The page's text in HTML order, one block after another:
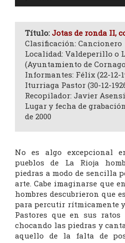
Título: Jotas de ronda II,
Clasificación: Cancionero
Localidad: Valdeperillo o
(Ayuntamiento de
Informantes: Félix (22-12-
Iturriaga Pastor (30-12-
Recopilador: Javier
Lugar y fecha de
de 2000
No es algo excepcional
pueblos de La Rioja
piedras a modo de sencilla
arte. Cabe imaginarse que
hombres descubrieron que
para percutir rítmicamente
Pastores que en sus
chocando las piedras y
aquello de la falta de